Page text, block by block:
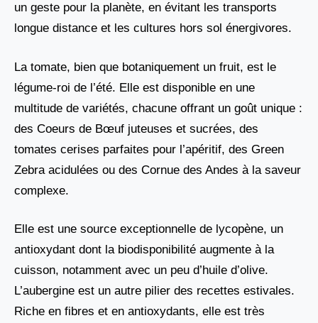
un geste pour la planète, en évitant les transports
longue distance et les cultures hors sol énergivores.
La tomate, bien que botaniquement un fruit, est le
légume-roi de l’été. Elle est disponible en une
multitude de variétés, chacune offrant un goût unique :
des Coeurs de Bœuf juteuses et sucrées, des
tomates cerises parfaites pour l’apéritif, des Green
Zebra acidulées ou des Cornue des Andes à la saveur
complexe.
Elle est une source exceptionnelle de lycopène, un
antioxydant dont la biodisponibilité augmente à la
cuisson, notamment avec un peu d’huile d’olive.
L’aubergine est un autre pilier des recettes estivales.
Riche en fibres et en antioxydants, elle est très